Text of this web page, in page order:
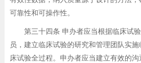
可靠性和可操作性。
第三十四条 申办者应当根据临床试验
员，建立临床试验的研究和管理团队实
床试验全过程。申办者应当建立有效的